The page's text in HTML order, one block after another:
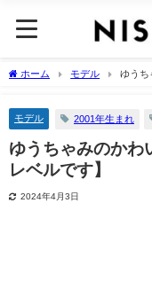
ホーム モデル
ゆうち
モデル 2001年生まれ
ゆうちゃみのかわ
レベルです】
2024年4月3日